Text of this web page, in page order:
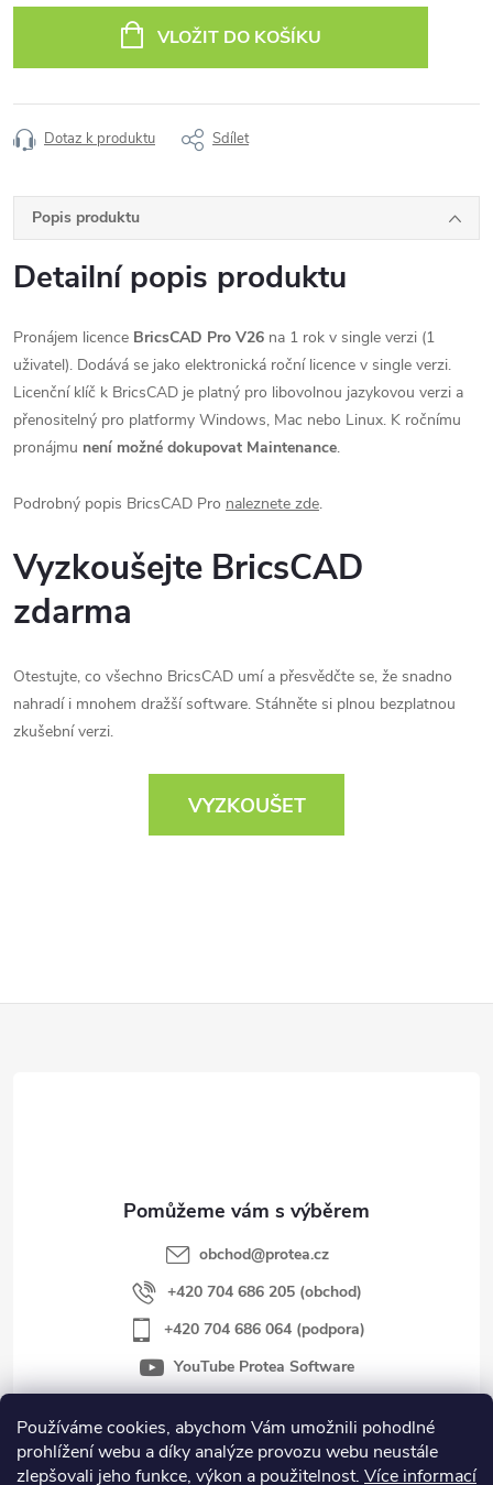
Používáme cookies, abychom Vám umožnili pohodlné
prohlížení webu a díky analýze provozu webu neustále
zlepšovali jeho funkce, výkon a použitelnost. Více informací
VLOŽIT DO KOŠÍKU
Dotaz k produktu Sdílet
Popis produktu
Detailní popis produktu
Pronájem licence BricsCAD Pro V26 na 1 rok v single verzi (1
uživatel). Dodává se jako elektronická roční licence v single verzi.
Licenční klíč k BricsCAD je platný pro libovolnou jazykovou verzi a
přenositelný pro platformy Windows, Mac nebo Linux. K ročnímu
pronájmu není možné dokupovat Maintenance.
Podrobný popis BricsCAD Pro naleznete zde.
Vyzkoušejte BricsCAD
zdarma
Otestujte, co všechno BricsCAD umí a přesvědčte se, že snadno
nahradí i mnohem dražší software. Stáhněte si plnou bezplatnou
zkušební verzi.
VYZKOUŠET
Důležité informace
obchod@protea.cz
+420 704 686 205 (obchod)
+420 704 686 064 (podpora)
YouTube Protea Software